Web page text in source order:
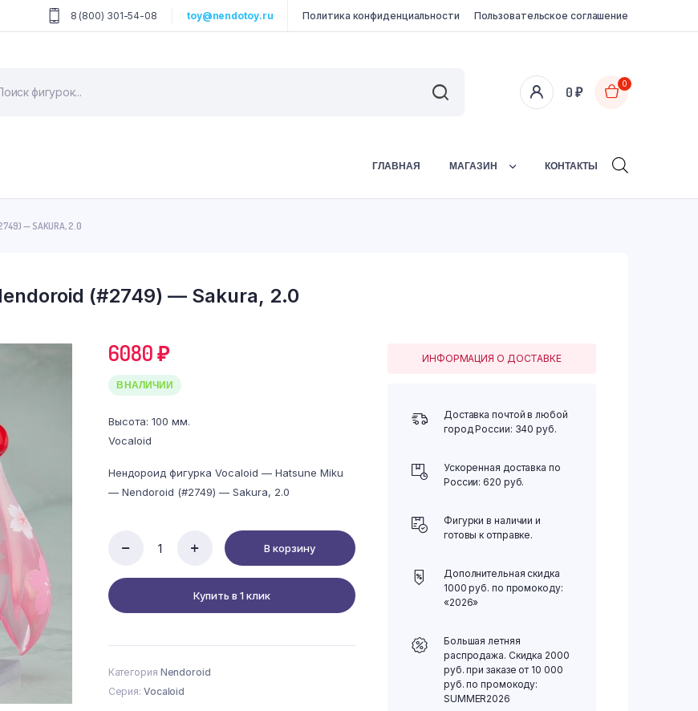
8 (800) 301-54-08 toy@nendotoy.ru Политика конфиденциальности Пользовательское соглашение
0₽
0
ГЛАВНАЯ МАГАЗИН КОНТАКТЫ
— SAKURA, 2.0
(#2749) — Sakura, 2.0
6080₽
В НАЛИЧИИ
Высота: 100 мм.
Vocaloid
Нендороид фигурка Vocaloid — Hatsune Miku
— Nendoroid (#2749) — Sakura, 2.0
Hatsune
Miku
(#2749)
Sakura,
2.0
В корзину
Купить в 1 клик
Категория Nendoroid
Серия: Vocaloid
ИНФОРМАЦИЯ О ДОСТАВКЕ
Доставка почтой в любой
город России: 340 руб.
Ускоренная доставка по
России: 620 руб.
Фигурки в наличии и
готовы к отправке.
Дополнительная скидка
1000 руб. по промокоду:
«2026»
Большая летняя
распродажа. Скидка 2000
руб. при заказе от 10 000
руб. по промокоду:
SUMMER2026